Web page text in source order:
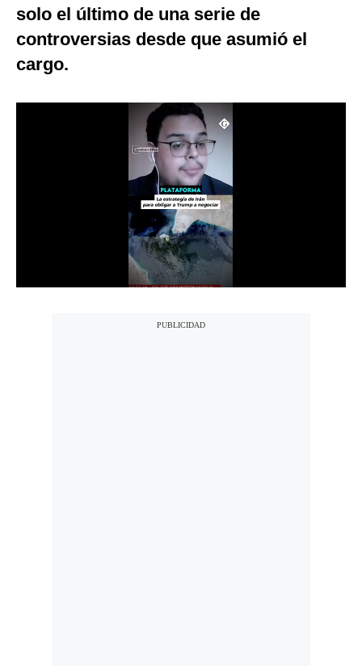
Videos
Fotogalerías
De
solo el último de una serie de
controversias desde que asumió el
cargo.